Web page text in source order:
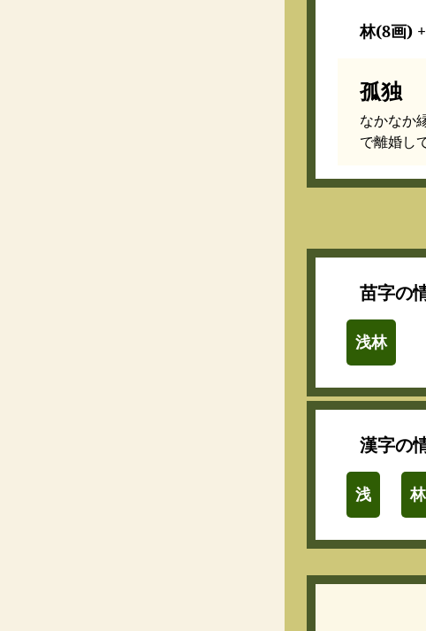
林(8画)
孤独
なかなか
で離婚し
苗字の
浅林
漢字の
浅 林